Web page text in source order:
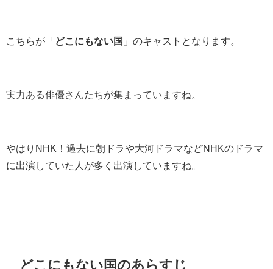
こちらが「 どこにもない国 」のキャストとなります。
実力ある俳優さんたちが集まっていますね。
やはりNHK！過去に朝ドラや大河ドラマなどNHKのドラマ
に出演していた人が多く出演していますね。
どこにもない国のあらすじ